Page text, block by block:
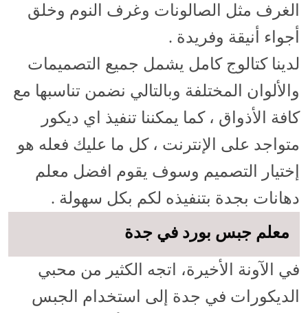
الغرف مثل الصالونات وغرف النوم وخلق
أجواء أنيقة وفريدة​ .
لدينا كتالوج كامل يشمل جميع التصميمات
والألوان المختلفة وبالتالي نضمن تناسبها مع
كافة الأذواق ، كما يمكننا تنفيذ اي ديكور
متواجد على الإنترنت ، كل ما عليك فعله هو
إختيار التصميم وسوف يقوم افضل معلم
دهانات بجدة بتنفيذه لكم بكل سهولة .
معلم جبس بورد في جدة
في الآونة الأخيرة، اتجه الكثير من محبي
الديكورات في جدة إلى استخدام الجبس